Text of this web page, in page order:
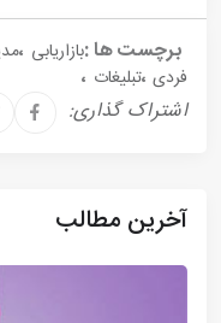
برچست ها :بازاریابی ،
فردی ،تبلیغات ،
اشتراک گذاری:
آخرین مطالب